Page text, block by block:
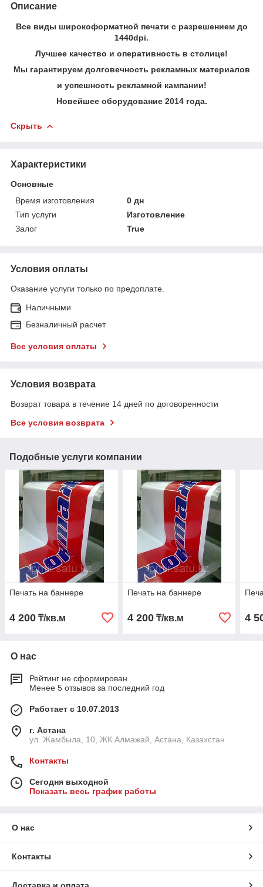
Описание
Все виды широкоформатной печати с разрешением до
1440dpi.
Лучшее качество и оперативность в столице!
Мы гарантируем долговечность рекламных материалов
и успешность рекламной кампании!
Новейшее оборудование 2014 года.
Скрыть
Характеристики
Основные
Время изготовления
0 дн
Тип услуги
Изготовление
Залог
True
Условия оплаты
Оказание услуги только по предоплате.
Наличными
Безналичный расчет
Все условия оплаты
Условия возврата
Возврат товара в течение 14 дней по договоренности
Все условия возврата
Подобные услуги компании
Печать на баннере
4 200 ₸/кв.м
Печать на баннере
4 200₸/кв.м 4
О нас
Рейтинг не сформирован
Менее 5 отзывов за последний год
Работает с 10.07.2013
г. Астана
ул. Жамбыла, 10, ЖК Алмажай, Астана, Казахстан
Контакты
Сегодня выходной
Показать весь график работы
О нас
Контакты